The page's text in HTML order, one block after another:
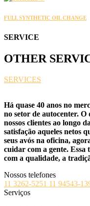
FULL SYNTHETIC OIL CHANGE
SERVICE
OTHER
SERVICES
Há quase 40 anos no
no setor de autocenter. O
nossos clientes ao longo
satisfação aqueles netos
seus avós na oficina,
cuidar com a gente.
com a qualidade, a
Nossos telefones
11 3262-5251 11 94543-
Serviços